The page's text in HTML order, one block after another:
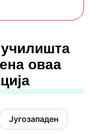
оваа
Југозападен